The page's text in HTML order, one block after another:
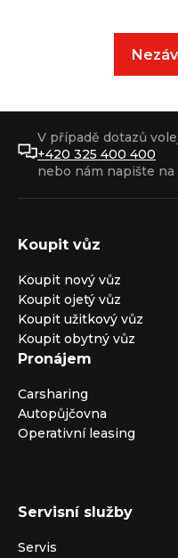
V případě dotazů
+420 325 400 400
nebo nám napište na
Koupit vůz
Koupit nový vůz
Koupit ojetý vůz
Koupit užitkový vůz
Koupit obytný vůz
Pronájem
Carsharing
Autopůjčovna
Operativní leasing
Servisní služby
Servis